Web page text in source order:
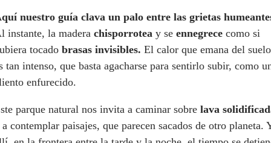
nuestro guía clava un palo entre las grietas
instante, la madera chisporrotea y se ennegrece como si
tocado brasas invisibles. El calor que emana del suelo
tan intenso, que basta agacharse para sentirlo subir, como
enfurecido.
parque natural nos invita a caminar sobre lava
contemplar paisajes, que parecen sacados de otro planeta.